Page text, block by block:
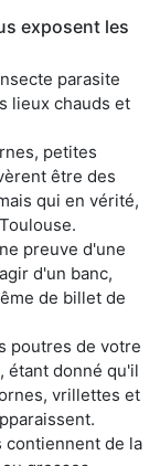
exposent les
parasite
lieux chauds et
petites
être des
qui en vérité,
preuve d'une
d'un banc,
de billet de
poutres de votre
étant donné qu'il
vrillettes et
contiennent de la